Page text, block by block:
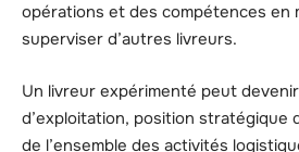
opérations et des compétences en
superviser d’autres livreurs.
Un livreur expérimenté peut
d’exploitation, position stratégique
de l’ensemble des activités